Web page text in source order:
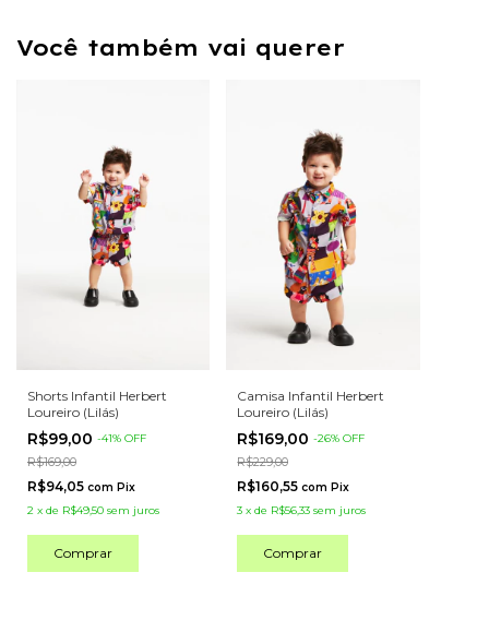
Você também vai querer
Shorts Infantil Herbert
Loureiro (Lilás)
R$99,00 -41% OFF
R$169,00
R$94,05 com Pix
2 x de R$49,50 sem juros
Comprar
Camisa Infantil Herbert
Loureiro (Lilás)
R$169,00-26%OFF
R$229,00
R$160,55com Pix
3 xde R$56,33 sem juros
Comprar